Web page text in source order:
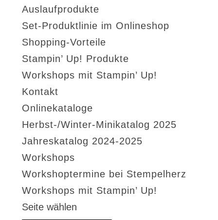
Auslaufprodukte
Set-Produktlinie im Onlineshop
Shopping-Vorteile
Stampin’ Up! Produkte
Workshops mit Stampin’ Up!
Kontakt
Onlinekataloge
Herbst-/Winter-Minikatalog 2025
Jahreskatalog 2024-2025
Workshops
Workshoptermine bei Stempelherz
Workshops mit Stampin’ Up!
Seite wählen